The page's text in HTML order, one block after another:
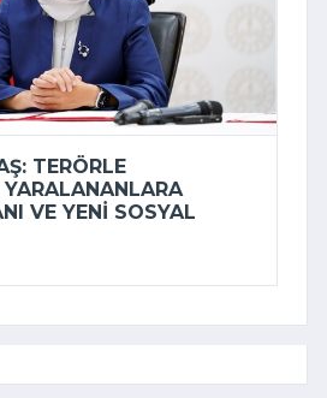
TERÖRLE
VE YENI SOSYAL